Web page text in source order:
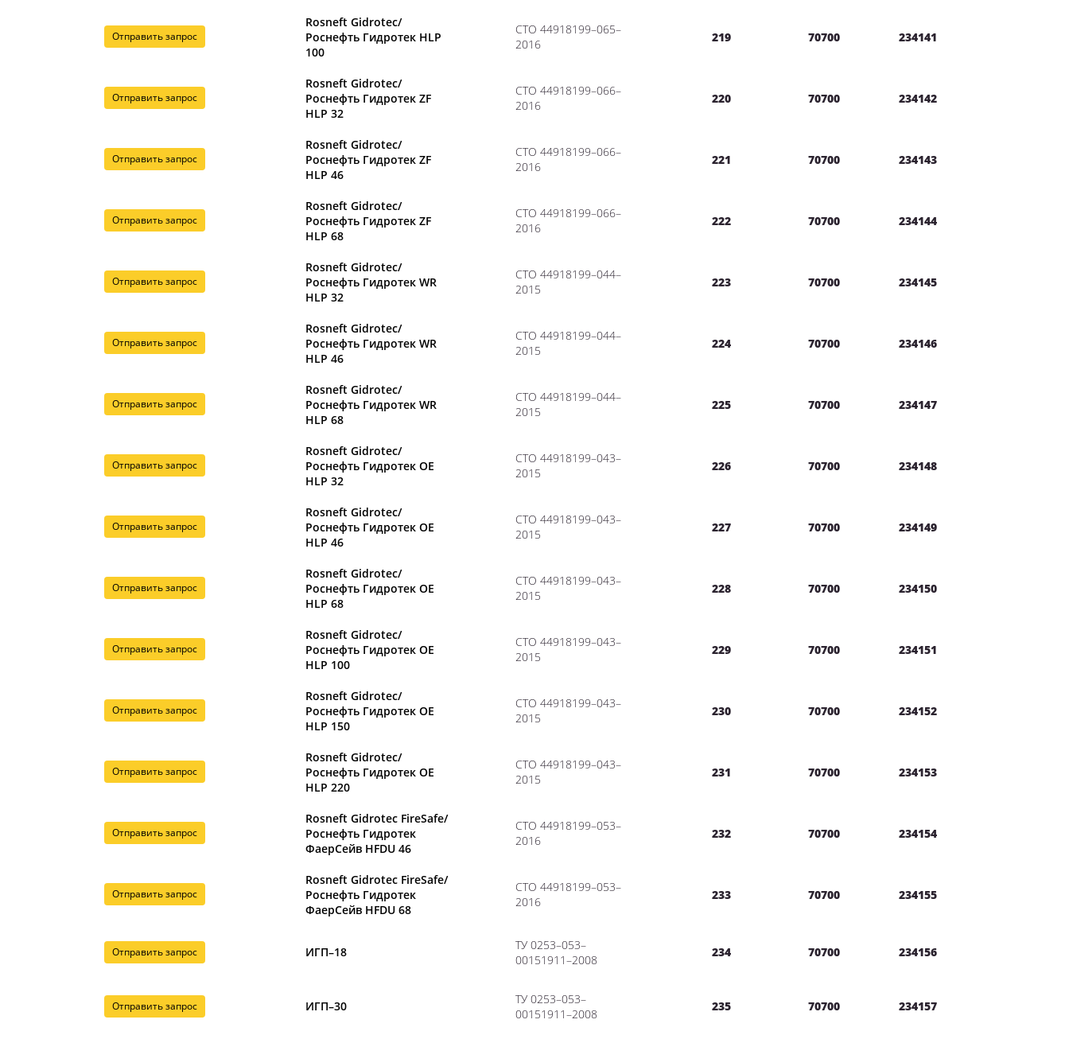
Отправить запрос
Rosneft Gidrotec/
Роснефть Гидротек HLP
100
CТО 44918199–065–
2016
219 70700 234141
Отправить запрос
Rosneft Gidrotec/
Роснефть Гидротек ZF
HLP 32
CТО 44918199–066–
2016
220 70700 234142
Отправить запрос
Rosneft Gidrotec/
Роснефть Гидротек ZF
HLP 46
CТО 44918199–066–
2016
221 70700 234143
Отправить запрос
Rosneft Gidrotec/
Роснефть Гидротек ZF
HLP 68
CТО 44918199–066–
2016
222 70700 234144
Отправить запрос
Rosneft Gidrotec/
Роснефть Гидротек WR
HLP 32
CТО 44918199–044–
2015
223 70700 234145
Отправить запрос
Rosneft Gidrotec/
Роснефть Гидротек WR
HLP 46
CТО 44918199–044–
2015
224 70700 234146
Отправить запрос
Rosneft Gidrotec/
Роснефть Гидротек WR
HLP 68
CТО 44918199–044–
2015
225 70700 234147
Отправить запрос
Rosneft Gidrotec/
Роснефть Гидротек OE
HLP 32
CТО 44918199–043–
2015
226 70700 234148
Отправить запрос
Rosneft Gidrotec/
Роснефть Гидротек OE
HLP 46
CТО 44918199–043–
2015
227 70700 234149
Отправить запрос
Rosneft Gidrotec/
Роснефть Гидротек OE
HLP 68
CТО 44918199–043–
2015
228 70700 234150
Отправить запрос
Rosneft Gidrotec/
Роснефть Гидротек OE
HLP 100
CТО 44918199–043–
2015
229 70700 234151
Отправить запрос
Rosneft Gidrotec/
Роснефть Гидротек OE
HLP 150
CТО 44918199–043–
2015
230 70700 234152
Отправить запрос
Rosneft Gidrotec/
Роснефть Гидротек OE
HLP 220
CТО 44918199–043–
2015
231 70700 234153
Отправить запрос
Rosneft Gidrotec FireSafe/
Роснефть Гидротек
ФаерСейв HFDU 46
СТО 44918199–053–
2016
232 70700 234154
Отправить запрос
Rosneft Gidrotec FireSafe/
Роснефть Гидротек
ФаерСейв HFDU 68
СТО 44918199–053–
2016
233 70700 234155
Отправить запрос ИГП–18
ТУ 0253–053–
00151911–2008
234 70700 234156
Отправить запрос ИГП–30
ТУ 0253–053–
00151911–2008
235 70700 234157